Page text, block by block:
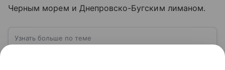
Черным морем и Днепровско-Бугским лиманом.
Узнать больше по теме